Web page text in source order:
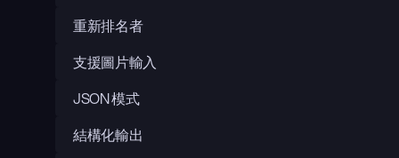
重新排名者
支援圖片輸入
JSON 模式
結構化輸出